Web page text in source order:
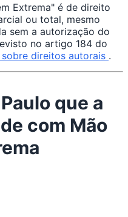
Extrema" é de direito
ou total, mesmo
sem a autorização do
no artigo 184 do
sobre direitos autorais .
que a
com Mão